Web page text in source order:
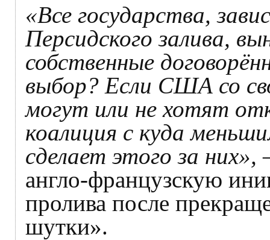
«Все государства,
Персидского залива,
собственные
выбор? Если США со
могут или не хотят
коалиция с куда
сделает этого за них»,
англо-французскую
пролива после
шутки».